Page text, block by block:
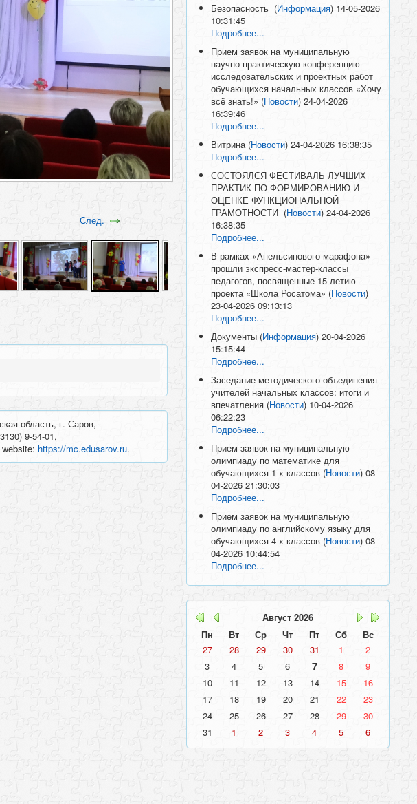
След.
область, г. Саров,
9-54-01,
website:https://mc.edusarov.ru.
Безопасность (Информация) 14-05-2026
10:31:45
Подробнее...
Прием заявок на муниципальную
научно-практическую конференцию
исследовательских и проектных работ
обучающихся начальных классов «Хочу
всё знать!» (Новости)24-04-2026
16:39:46
Подробнее...
Витрина (Новости)24-04-2026 16:38:35
Подробнее...
СОСТОЯЛСЯ ФЕСТИВАЛЬ ЛУЧШИХ
ПРАКТИК ПО ФОРМИРОВАНИЮ И
ОЦЕНКЕ ФУНКЦИОНАЛЬНОЙ
ГРАМОТНОСТИ (Новости)24-04-2026
16:38:35
Подробнее...
В рамках «Апельсинового марафона»
прошли экспресс-мастер-классы
педагогов, посвященные 15-летию
проекта «Школа Росатома» (Новости)
23-04-2026 09:13:13
Подробнее...
Документы (Информация)20-04-2026
15:15:44
Подробнее...
Заседание методического объединения
учителей начальных классов: итоги и
впечатления (Новости) 10-04-2026
06:22:23
Подробнее...
Прием заявок на муниципальную
олимпиаду по математике для
обучающихся 1-х классов (Новости)08-
04-2026 21:30:03
Подробнее...
Прием заявок на муниципальную
олимпиаду по английскому языку для
обучающихся 4-х классов (Новости)08-
04-2026 10:44:54
Подробнее...
Август 2026
Пн
Вт Ср Чт Пт Сб
Вс
27
28 29 30 31 1
2
3
4 5 6 7 8
9
10
11 12 13 14 15
16
17
18 19 20 21 22
23
24
25 26 27 28 29
30
31
1 2 3 4 5 6